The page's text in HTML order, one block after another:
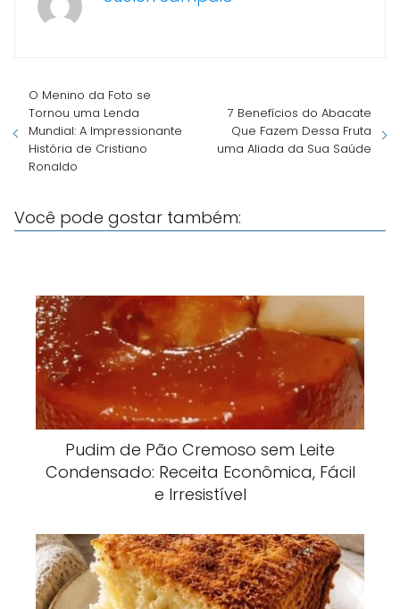
O Menino da Foto se
Tornou uma Lenda
Mundial: A Impressionante
História de Cristiano
Ronaldo
7 Benefícios do Abacate
Que Fazem Dessa Fruta
uma Aliada da Sua Saúde
Você pode gostar também:
Pudim de Pão Cremoso sem Leite
Condensado: Receita Econômica, Fácil
e Irresistível